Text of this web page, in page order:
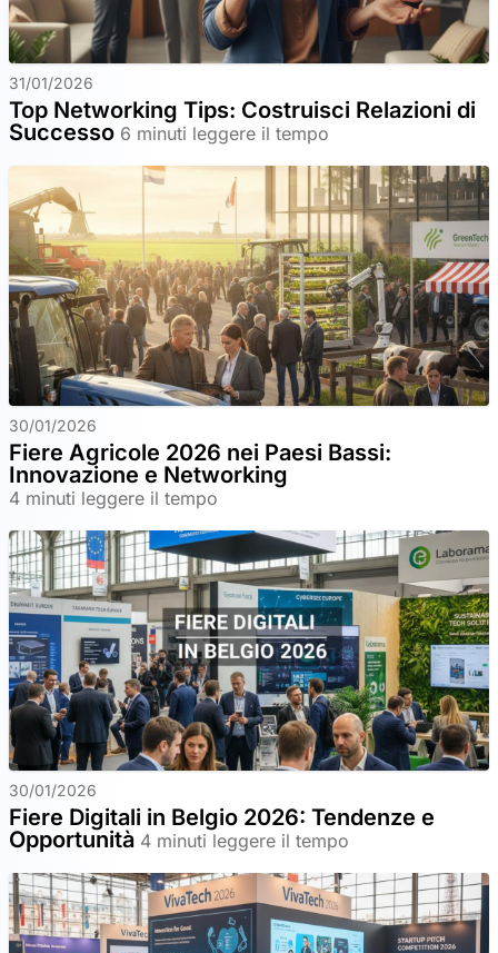
31/01/2026
Top Networking Tips: Costruisci Relazioni di
Successo 6 minuti leggere il tempo
30/01/2026
Fiere Agricole 2026 nei Paesi Bassi:
Innovazione e Networking
4 minuti leggere il tempo
30/01/2026
Fiere Digitali in Belgio 2026: Tendenze e
Opportunità 4 minuti leggere il tempo